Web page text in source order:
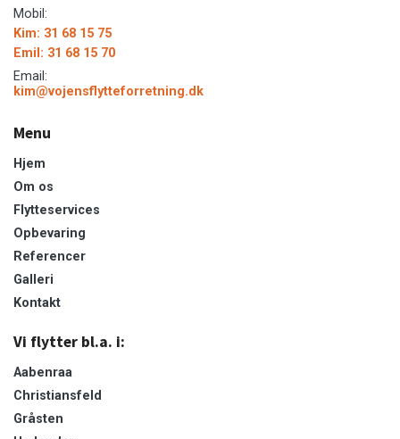
Mobil:
Kim: 31 68 15 75
Emil: 31 68 15 70
Email:
kim@vojensflytteforretning.dk
Menu
Hjem
Om os
Flytteservices
Opbevaring
Referencer
Galleri
Kontakt
Vi flytter bl.a. i:
Aabenraa
Christiansfeld
Gråsten